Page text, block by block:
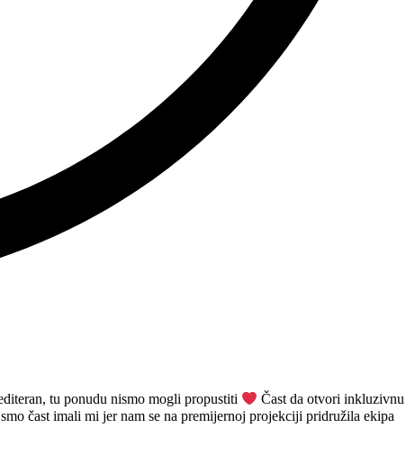
tu ponudu nismo mogli propustiti
Čast da otvori inkluzivnu
čast imali mi jer nam se na premijernoj projekciji pridružila ekipa